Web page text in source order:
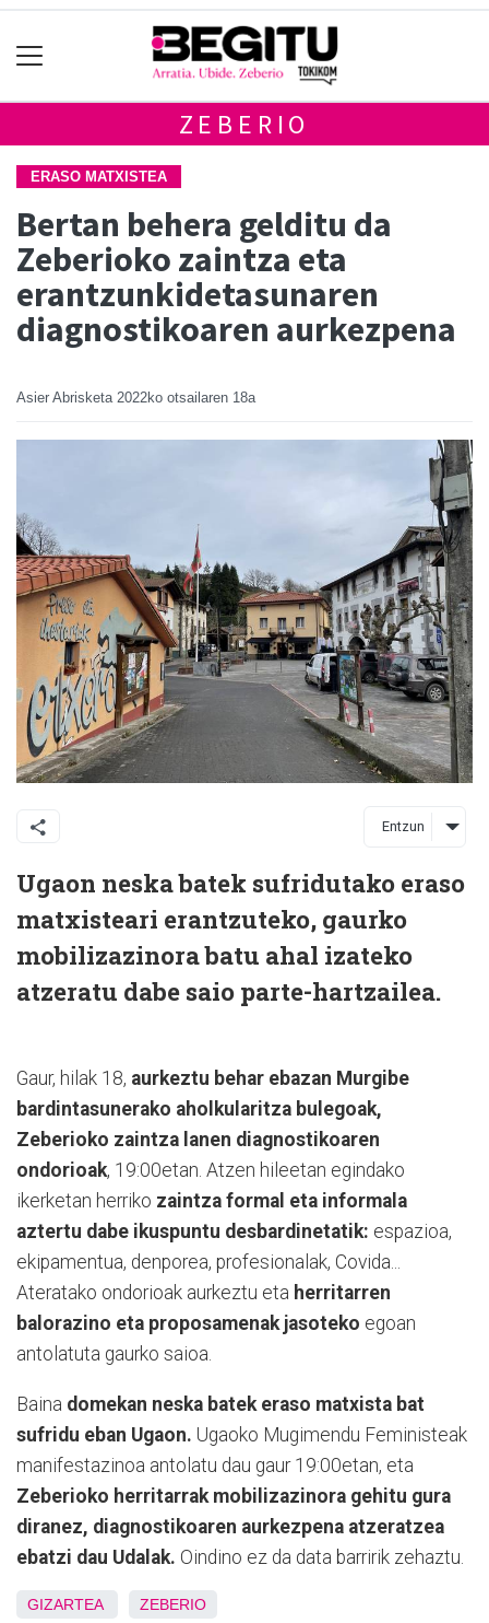
ZEBERIO
ERASO MATXISTEA
Bertan behera gelditu da
Zeberioko zaintza eta
erantzunkidetasunaren
diagnostikoaren aurkezpena
Asier Abrisketa 2022ko otsailaren 18a
Entzun
Ugaon neska batek sufridutako eraso
matxisteari erantzuteko, gaurko
mobilizazinora batu ahal izateko
atzeratu dabe saio parte-hartzailea.
Gaur, hilak 18, aurkeztu behar ebazan Murgibe
bardintasunerako aholkularitza bulegoak,
Zeberioko zaintza lanen diagnostikoaren
ondorioak, 19:00etan. Atzen hileetan egindako
ikerketan herriko zaintza formal eta informala
aztertu dabe ikuspuntu desbardinetatik: espazioa,
ekipamentua, denporea, profesionalak, Covida...
Ateratako ondorioak aurkeztu eta herritarren
balorazino eta proposamenak jasoteko egoan
antolatuta gaurko saioa.
Baina domekan neska batek eraso matxista bat
sufridu eban Ugaon. Ugaoko Mugimendu Feministeak
manifestazinoa antolatu dau gaur 19:00etan, eta
Zeberioko herritarrak mobilizazinora gehitu gura
diranez, diagnostikoaren aurkezpena atzeratzea
ebatzi dau Udalak. Oindino ez da data barririk zehaztu.
GIZARTEA ZEBERIO